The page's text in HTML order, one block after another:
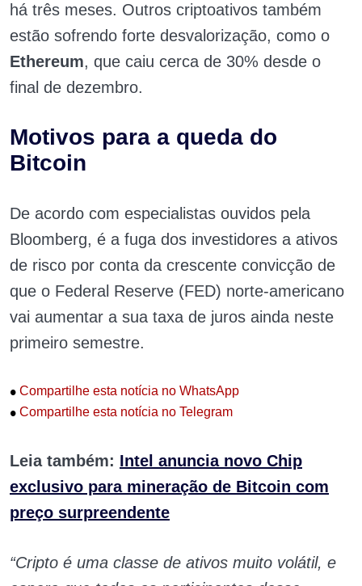
há três meses. Outros criptoativos também
estão sofrendo forte desvalorização, como o
Ethereum, que caiu cerca de 30% desde o
final de dezembro.
Motivos para a queda do
Bitcoin
De acordo com especialistas ouvidos pela
Bloomberg, é a fuga dos investidores a ativos
de risco por conta da crescente convicção de
que o Federal Reserve (FED) norte-americano
vai aumentar a sua taxa de juros ainda neste
primeiro semestre.
• Compartilhe esta notícia no WhatsApp
• Compartilhe esta notícia no Telegram
Leia também: Intel anuncia novo Chip
exclusivo para mineração de Bitcoin com
preço surpreendente
“Cripto é uma classe de ativos muito volátil, e